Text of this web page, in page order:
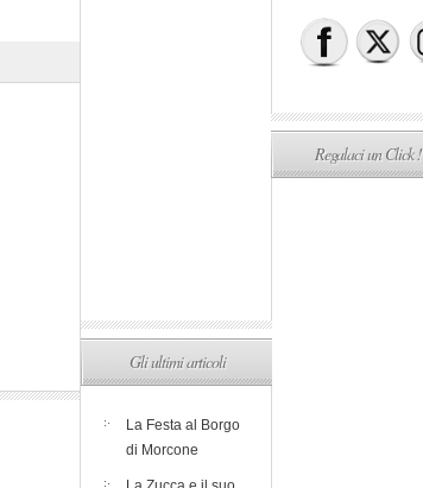
Gli ultimi articoli
La Festa al Borgo
di Morcone
Regalaci un Click !